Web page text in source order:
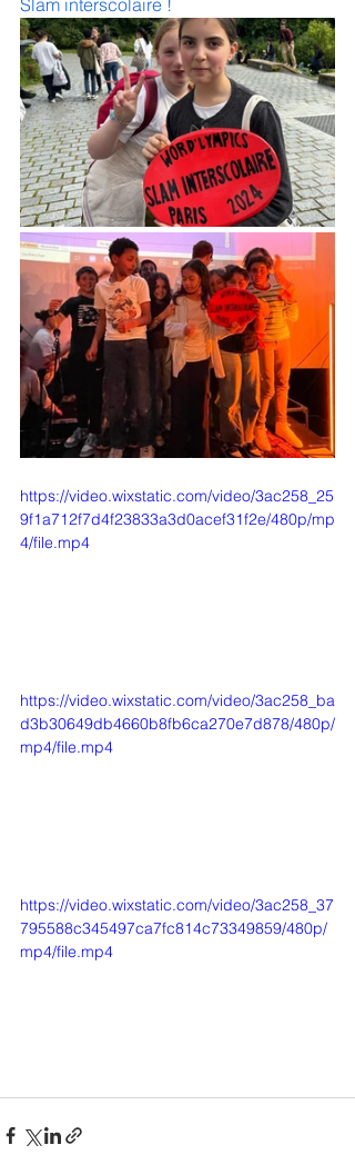
Slam interscolaire !
https://video.wixstatic.com/video/3ac258_25
9f1a712f7d4f23833a3d0acef31f2e/480p/mp
4/file.mp4
https://video.wixstatic.com/video/3ac258_ba
d3b30649db4660b8fb6ca270e7d878/480p/
mp4/file.mp4
https://video.wixstatic.com/video/3ac258_37
795588c345497ca7fc814c73349859/480p/
mp4/file.mp4